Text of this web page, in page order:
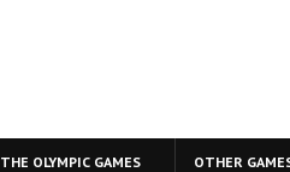
THE OLYMPIC GAMES OTHER